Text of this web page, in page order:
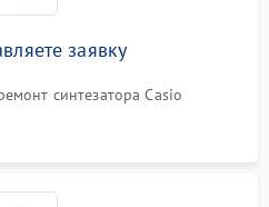
заявку
синтезатора Casio